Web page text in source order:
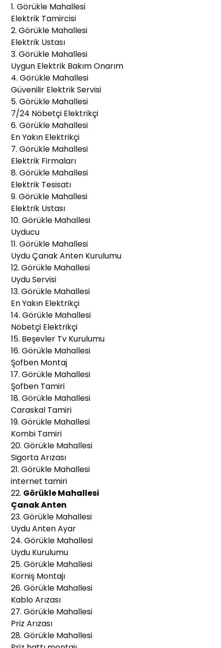
1. Görükle Mahallesi
Elektrik Tamircisi
2. Görükle Mahallesi
Elektrik Ustası
3. Görükle Mahallesi
Uygun Elektrik Bakım Onarım
4. Görükle Mahallesi
Güvenilir Elektrik Servisi
5. Görükle Mahallesi
7/24 Nöbetçi Elektrikçi
6. Görükle Mahallesi
En Yakın Elektrikçi
7. Görükle Mahallesi
Elektrik Firmaları
8. Görükle Mahallesi
Elektrik Tesisatı
9. Görükle Mahallesi
Elektrik Ustası
10. Görükle Mahallesi
Uyducu
11. Görükle Mahallesi
Uydu Çanak Anten Kurulumu
12. Görükle Mahallesi
Uydu Servisi
13. Görükle Mahallesi
En Yakın Elektrikçi
14. Görükle Mahallesi
Nöbetçi Elektrikçi
15. Beşevler Tv Kurulumu
16. Görükle Mahallesi
Şofben Montaj
17. Görükle Mahallesi
Şofben Tamiri
18. Görükle Mahallesi
Caraskal Tamiri
19. Görükle Mahallesi
Kombi Tamiri
20. Görükle Mahallesi
Sigorta Arızası
21. Görükle Mahallesi
internet tamiri
22. Görükle Mahallesi
Çanak Anten
23. Görükle Mahallesi
Uydu Anten Ayar
24. Görükle Mahallesi
Uydu Kurulumu
25. Görükle Mahallesi
Korniş Montajı
26. Görükle Mahallesi
Kablo Arızası
27. Görükle Mahallesi
Priz Arızası
28. Görükle Mahallesi